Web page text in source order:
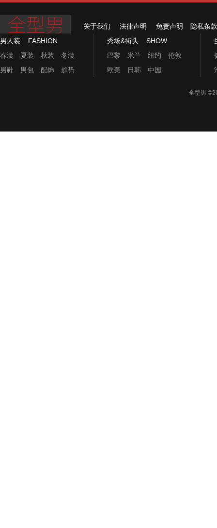
关于我们 法律声明 免责声明
隐私条款
男人装 FASHION
春装
夏装 秋装
冬装
男鞋
男包 配饰 趋势
秀场&街头 SHOW
巴黎
米兰 纽约
伦敦
欧美
日韩 中国
全型男